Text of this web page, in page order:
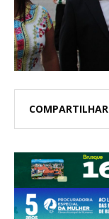
COMPARTILHAR